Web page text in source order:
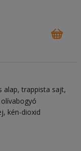
alap trappista sajt
olívabogyó
kén-dioxid